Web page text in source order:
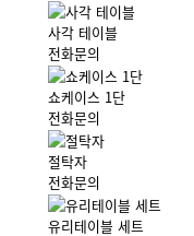
사각 테이블
전화문의
쇼케이스 1단
전화문의
절탁자
전화문의
유리테이블 세트